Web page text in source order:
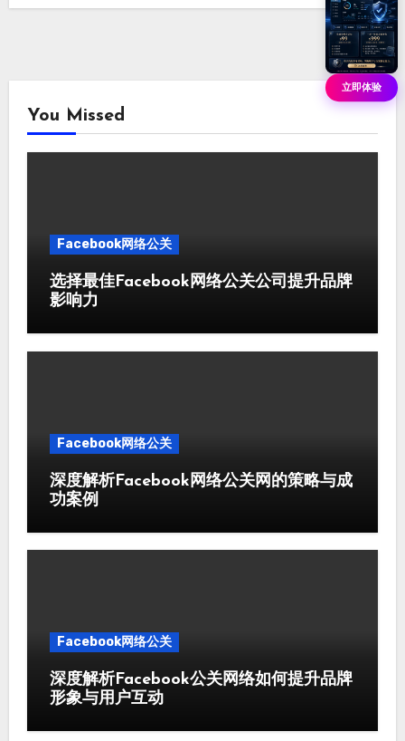
You Missed
Facebook网络公关
选择最佳Facebook网络公关公司提升品牌
影响力
Facebook网络公关
深度解析Facebook网络公关网的策略与成
功案例
Facebook网络公关
深度解析Facebook公关网络如何提升品牌
形象与用户互动
立即体验